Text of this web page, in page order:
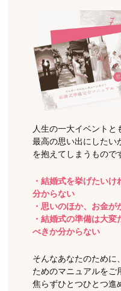
人生の一大イベントと
最高の思い出にしたい
を抱えてしまうもので
・結婚式を挙げたい
分からない
・思いのほか、お金
・結婚式の準備は大
べきか分からない
そんなあなたのために
ためのマニュアルをご
焦らずひとつひとつ進